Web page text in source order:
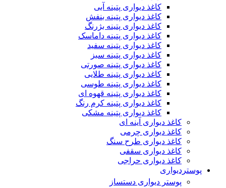
کاغذ دیواری پتینه آبی
کاغذ دیواری پتینه بنفش
کاغذ دیواری پتینه بژرنگ
کاغذ دیواری پتینه داماسک
کاغذ دیواری پتینه سفید
کاغذ دیواری پتینه سبز
کاغذ دیواری پتینه صورتی
کاغذ دیواری پتینه طلایی
کاغذ دیواری پتینه طوسی
کاغذ دیواری پتینه قهوه ای
کاغذ دیواری پتینه کرم رنگ
کاغذ دیواری پتینه مشکی
کاغذ دیواری آینه ای
کاغذ دیواری چرمی
کاغذ دیواری طرح سنگ
کاغذ دیواری سقفی
کاغذ دیواری حراجی
پوستردیواری
پوستر دیواری دستساز